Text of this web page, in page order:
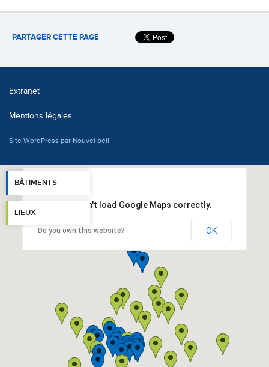
PARTAGER CETTE PAGE
Extranet
Mentions légales
Site WordPress par Nouvel oeil
BÂTIMENTS
LIEUX
This page can't load Google Maps correctly.
Do you own this website? OK